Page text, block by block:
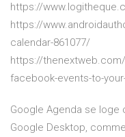
https://
https://
calendar-861077/
https://
facebook-events-to-
Google Agenda se loge
Google Desktop,